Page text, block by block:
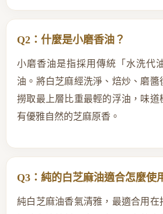
Q2：什麼是小磨香油？
小磨香油是指採用傳統「水洗代
油。將白芝麻經洗淨、焙炒、磨
撈取最上層比重最輕的浮油，味道
有優雅自然的芝麻原香。
Q3：純的白芝麻油適合怎麼使
純白芝麻油香氣清雅，最適合用在